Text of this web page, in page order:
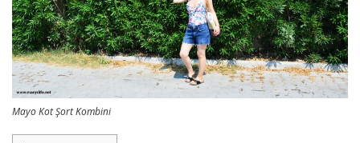
Mayo Kot Şort Kombini